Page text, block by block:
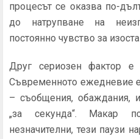
процесът се оказва по-
до натрупване на
постоянно чувство за
Друг сериозен фактор е
Съвременното ежедневие
– съобщения, обаждания,
„за секунда“. Макар
незначителни, тези паузи